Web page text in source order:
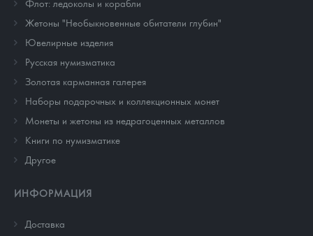
Флот: ледоколы и корабли
Жетоны "Необыкновенные обитатели глубин"
Ювелирные изделия
Русская нумизматика
Золотая карманная галерея
Наборы подарочных и коллекционных монет
Монеты и жетоны из недрагоценных металлов
Книги по нумизматике
Другое
ИНФОРМАЦИЯ
Доставка